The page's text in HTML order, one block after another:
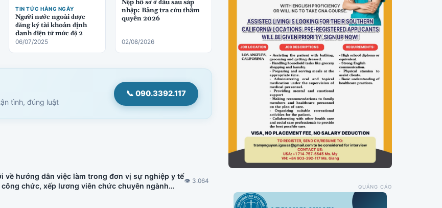
TIN TỨC HÀNG NGÀY
Người nước ngoài được
đăng ký tài khoản định
danh điện tử mức độ 2
06/07/2025
Nộp hồ sơ ở đâu sau sáp
nhập: Bảng tra cứu thẩm
quyền 2026
02/08/2026
tình, đúng luật
📞 090.3392.117
về hướng dẫn việc làm trong đơn vị sự nghiệp y tế
chức, xếp lương viên chức chuyên ngành
👁 3.064
QUẢNG CÁO